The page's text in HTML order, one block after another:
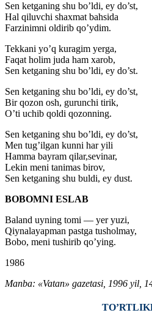
Sen ketganing shu bo’ldi, ey do’st,
Hal qiluvchi shaxmat bahsida
Farzinimni oldirib qo’ydim.
Tekkani yo’q kuragim yerga,
Faqat holim juda ham xarob,
Sen ketganing shu bo’ldi, ey do’st.
Sen ketganing shu bo’ldi, ey do’st,
Bir qozon osh, gurunchi tirik,
O’ti uchib qoldi qozonning.
Sen ketganing shu bo’ldi, ey do’st,
Men tug’ilgan kunni har yili
Hamma bayram qilar,sevinar,
Lekin meni tanimas birov,
Sen ketganing shu buldi, ey dust.
BOBOMNI ESLAB
Baland uyning tomi — yer yuzi,
Qiynalayapman pastga tusholmay,
Bobo, meni tushirib qo’ying.
1986
Manba: «Vatan» gazetasi, 1996 yil,